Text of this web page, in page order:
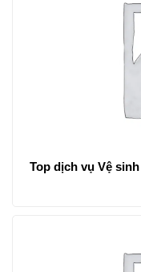
Top dịch vụ Vệ